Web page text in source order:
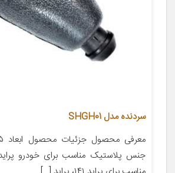
سردنده مدل SHGH01
جنس پلاستیک مناسب برای خودرو